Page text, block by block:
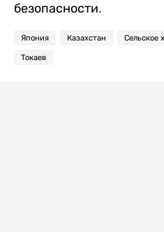
безопасности.
Япония Казахстан Сельское
Токаев